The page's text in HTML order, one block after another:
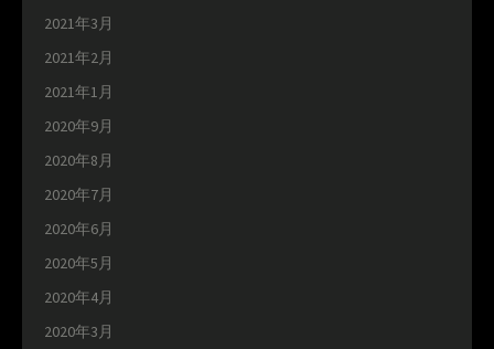
2021年3月
2021年2月
2021年1月
2020年9月
2020年8月
2020年7月
2020年6月
2020年5月
2020年4月
2020年3月